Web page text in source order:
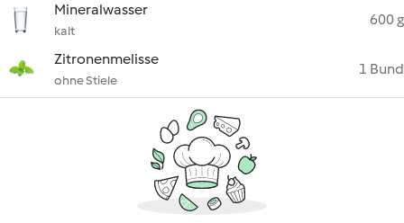
Mineralwasser
kalt
600 g
Zitronenmelisse
ohne Stiele
1 Bund